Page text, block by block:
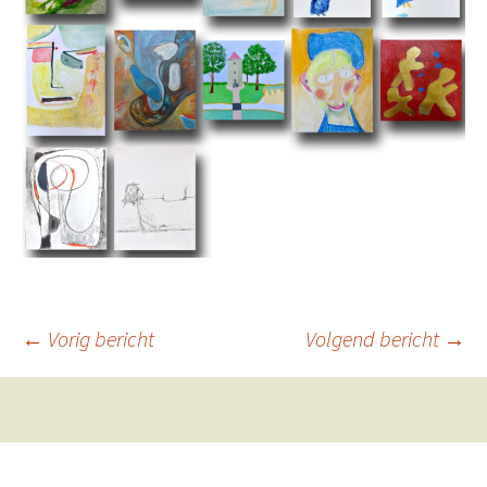
Berichtnavigatie
← Vorig bericht Volgend bericht →